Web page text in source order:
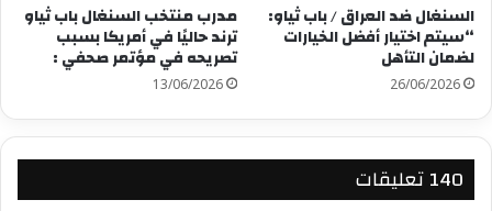
السنغال ضد العراق / باب ثياو:
“سيتم اختيار أفضل الخيارات
لضمان التأهل
26/06/2026
مدرب منتخب السنغال باب ثياو
ترند حاليًا في أمريكا بسبب
تصريحه في مؤتمر صحفي :
13/06/2026
‫140 تعليقات